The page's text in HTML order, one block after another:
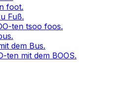
foot.
Fuß.
ten tsoo foos.
dem Bus.
ten mit dem BOOS.